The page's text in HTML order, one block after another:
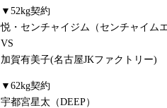
▼52kg契約
悦・センチャイジム（センチャイム
VS
加賀有美子(名古屋JKファクトリー)
▼62kg契約
宇都宮星太（DEEP）